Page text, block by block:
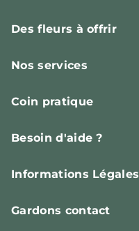
Des fleurs à offrir
Nos services
Coin pratique
Besoin d'aide ?
Informations Légales
Gardons contact